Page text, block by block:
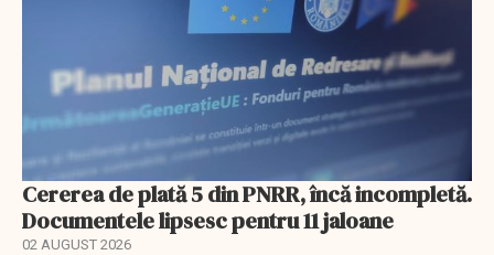
Cererea de plată 5 din PNRR, încă incompletă.
Documentele lipsesc pentru 11 jaloane
02 AUGUST 2026